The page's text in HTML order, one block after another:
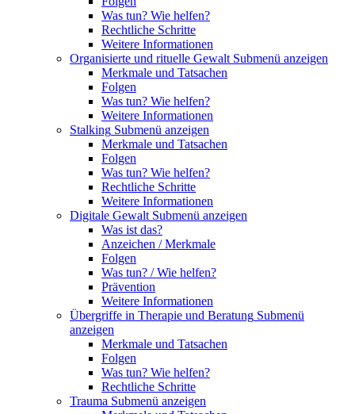
Was tun? Wie helfen?
Rechtliche Schritte
Weitere Informationen
Organisierte und rituelle Gewalt Submenü anzeigen
Merkmale und Tatsachen
Folgen
Was tun? Wie helfen?
Weitere Informationen
Stalking Submenü anzeigen
Merkmale und Tatsachen
Folgen
Was tun? Wie helfen?
Rechtliche Schritte
Weitere Informationen
Digitale Gewalt Submenü anzeigen
Was ist das?
Anzeichen / Merkmale
Folgen
Was tun? / Wie helfen?
Prävention
Weitere Informationen
Übergriffe in Therapie und Beratung Submenü
anzeigen
Merkmale und Tatsachen
Folgen
Was tun? Wie helfen?
Rechtliche Schritte
Trauma Submenü anzeigen